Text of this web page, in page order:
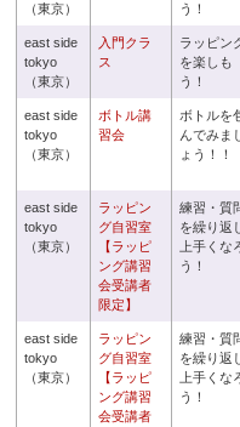
（東京）
う！
east side
tokyo
（東京）
入門クラ
ス
ラッピン
を楽しも
う！
east side
tokyo
（東京）
ボトル講
習会
ボトルを
んでみま
ょう！！
east side
tokyo
（東京）
ラッピン
グ自習室
【ラッピ
ング講習
会受講者
限定】
練習・質
を繰り返
上手くな
う！
east side
tokyo
（東京）
ラッピン
グ自習室
【ラッピ
ング講習
会受講者
練習・質
を繰り返
上手くな
う！